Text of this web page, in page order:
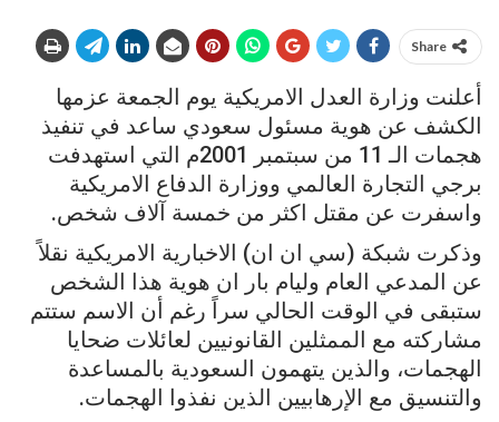
Share
أعلنت وزارة العدل الامريكية يوم الجمعة عزمها
الكشف عن هوية مسئول سعودي ساعد في تنفيذ
هجمات الـ 11 من سبتمبر 2001م التي استهدفت
برجي التجارة العالمي ووزارة الدفاع الامريكية
واسفرت عن مقتل اكثر من خمسة آلاف شخص.
وذكرت شبكة (سي ان ان) الاخبارية الامريكية نقلاً
عن المدعي العام وليام بار ان هوية هذا الشخص
ستبقى في الوقت الحالي سراً رغم أن الاسم ستتم
مشاركته مع الممثلين القانونيين لعائلات ضحايا
الهجمات، والذين يتهمون السعودية بالمساعدة
والتنسيق مع الإرهابيين الذين نفذوا الهجمات.